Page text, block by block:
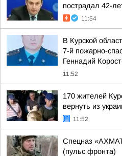
пострадал 42-
11:54
В Курской
7-й пожарно-
Геннадий
11:52
170 жителей
вернуть из
11:52
Спецназ
(пульс фронта)